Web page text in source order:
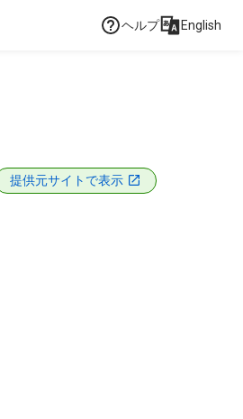
ヘルプ English
提供元サイトで表示